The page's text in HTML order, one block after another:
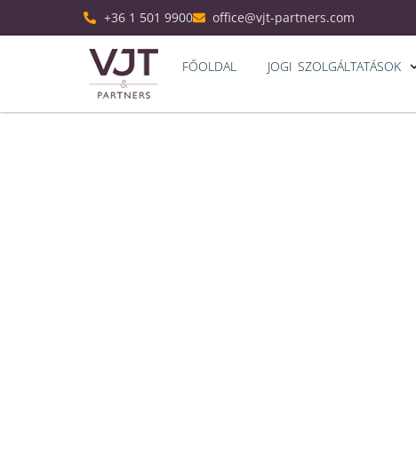
+36 1 501 9900 office@vjt-partners.com
FŐOLDAL JOGI SZOLGÁLTATÁSOK
Jelentős